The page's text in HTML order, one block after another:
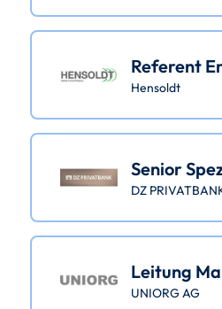
Referent
Hensoldt
Senior
DZ
Leitung
UNIORG AG